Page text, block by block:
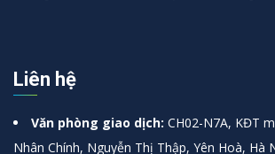
Liên hệ
Văn phòng giao dịch: CH02-N7A, KĐT
Nhân Chính, Nguyễn Thị Thập, Yên Hoà, Hà